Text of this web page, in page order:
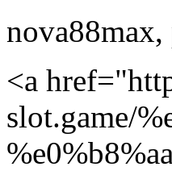
nova88max,
<a
slot.game/